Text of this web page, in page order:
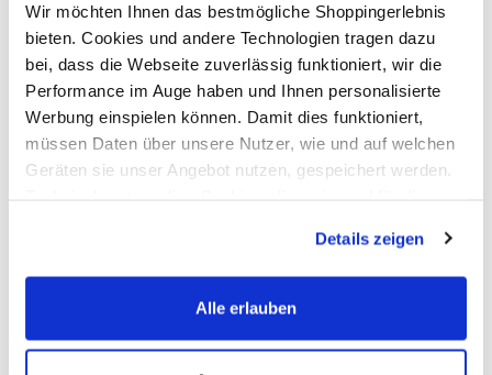
Wir möchten Ihnen das bestmögliche Shoppingerlebnis
bieten. Cookies und andere Technologien tragen dazu
bei, dass die Webseite zuverlässig funktioniert, wir die
Performance im Auge haben und Ihnen personalisierte
Werbung einspielen können. Damit dies funktioniert,
müssen Daten über unsere Nutzer, wie und auf welchen
Geräten sie unser Angebot nutzen, gespeichert werden.
werden, werden bei der Nutzung der Webseite auf jeden
Fall gesetzt. Cookies von Drittanbietern für Analyse- oder
Trackingzwecke werden nur dann aktiviert, wenn Sie das
erlauben" bzw. "Alle erlauben" klicken. Mehr dazu
Details zeigen
Alle erlauben
Farbe Grau
Größe: Anzahl:
In den Warenkorb